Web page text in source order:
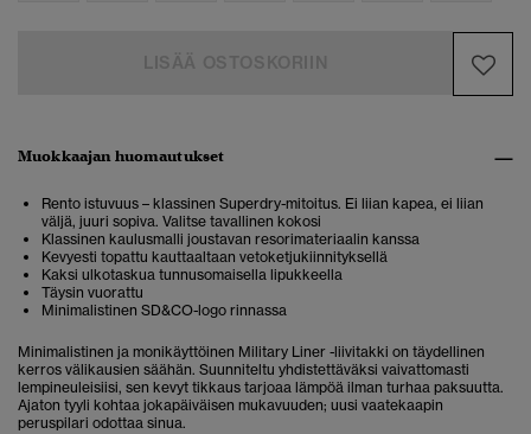
Muokkaajan huomautukset
Rento istuvuus – klassinen Superdry-mitoitus. Ei liian kapea, ei liian
väljä, juuri sopiva. Valitse tavallinen kokosi
Klassinen kaulusmalli joustavan resorimateriaalin kanssa
Kevyesti topattu kauttaaltaan vetoketjukiinnityksellä
Kaksi ulkotaskua tunnusomaisella lipukkeella
Täysin vuorattu
Minimalistinen SD&CO-logo rinnassa
Minimalistinen ja monikäyttöinen Military Liner -liivitakki on täydellinen
kerros välikausien säähän. Suunniteltu yhdistettäväksi vaivattomasti
lempineuleisiisi, sen kevyt tikkaus tarjoaa lämpöä ilman turhaa paksuutta.
Ajaton tyyli kohtaa jokapäiväisen mukavuuden; uusi vaatekaapin
peruspilari odottaa sinua.